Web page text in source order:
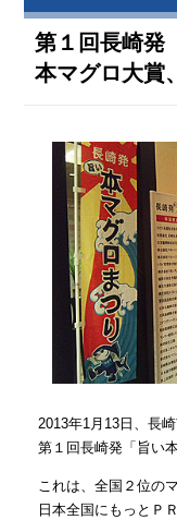
第１回長崎発
本マグロ大賞
2013年1月13日、長崎
第１回長崎発「旨い
これは、全国２位の
日本全国にもっとＰ